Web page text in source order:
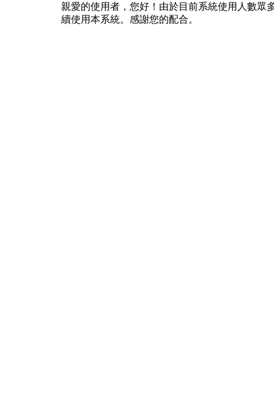
親愛的使用者，您好！由於目前系統使用人數眾
續使用本系統。感謝您的配合。